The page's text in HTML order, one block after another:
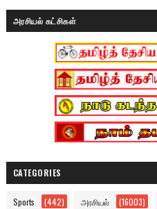
அரசியல் கட்சிகள்
CATEGORIES
Sports (442) அரசியல் (16003)